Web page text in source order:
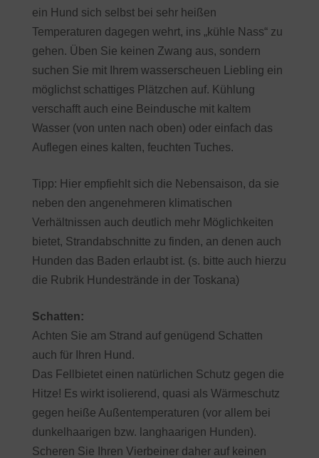
ein Hund sich selbst bei sehr heißen
Temperaturen dagegen wehrt, ins „kühle Nass“ zu
gehen. Üben Sie keinen Zwang aus, sondern
suchen Sie mit Ihrem wasserscheuen Liebling ein
möglichst schattiges Plätzchen auf. Kühlung
verschafft auch eine Beindusche mit kaltem
Wasser (von unten nach oben) oder einfach das
Auflegen eines kalten, feuchten Tuches.
Tipp: Hier empfiehlt sich die Nebensaison, da sie
neben den angenehmeren klimatischen
Verhältnissen auch deutlich mehr Möglichkeiten
bietet, Strandabschnitte zu finden, an denen auch
Hunden das Baden erlaubt ist. (s. bitte auch hierzu
die Rubrik Hundestrände in der Toskana)
Schatten:
Achten Sie am Strand auf genügend Schatten
auch für Ihren Hund.
Das Fellbietet einen natürlichen Schutz gegen die
Hitze! Es wirkt isolierend, quasi als Wärmeschutz
gegen heiße Außentemperaturen (vor allem bei
dunkelhaarigen bzw. langhaarigen Hunden).
Scheren Sie Ihren Vierbeiner daher auf keinen